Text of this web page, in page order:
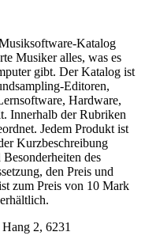
Katalog
Musiker alles, was es
gibt. Der Katalog ist
Editoren,
Hardware,
Innerhalb der Rubriken
Jedem Produkt ist
Kurzbeschreibung
des
den Preis und
zum Preis von 10 Mark
2, 6231